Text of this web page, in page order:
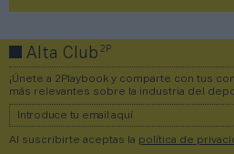
Alta Club2P
¡Únete a 2Playbook y comparte con tus
más relevantes sobre la industria del
Al suscribirte aceptas la política de